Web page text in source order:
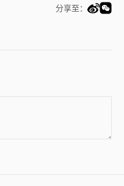
分享至：